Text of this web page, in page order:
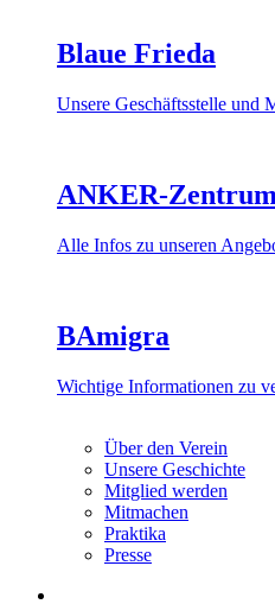
Blaue Frieda
Unsere Geschäftsstelle und
ANKER-Zentrum
Alle Infos zu unseren
BAmigra
Wichtige Informationen zu
Über den Verein
Unsere Geschichte
Mitglied werden
Mitmachen
Praktika
Presse